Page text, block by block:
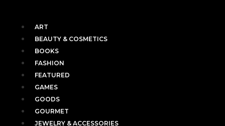
ART
BEAUTY & COSMETICS
BOOKS
FASHION
FEATURED
GAMES
GOODS
GOURMET
JEWELRY & ACCESSORIES